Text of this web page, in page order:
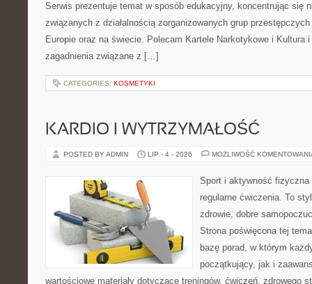
Serwis prezentuje temat w sposób edukacyjny, koncentrując się
związanych z działalnością zorganizowanych grup
Europie oraz na świecie. Polecam Kartele Narkotykowe i Kultura
zagadnienia związane z […]
CATEGORIES: KOSMETYKI
KARDIO I WYTRZYMAŁOŚĆ
POSTED BY ADMIN LIP - 4 - 2026 MOŻLIWOŚĆ
Sport i aktywność
regularne ćwiczenia. To
zdrowie, dobre
Strona poświęcona tej
bazę porad, w którym
początkujący, jak i
wartościowe materiały dotyczące treningów, ćwiczeń, zdrowego